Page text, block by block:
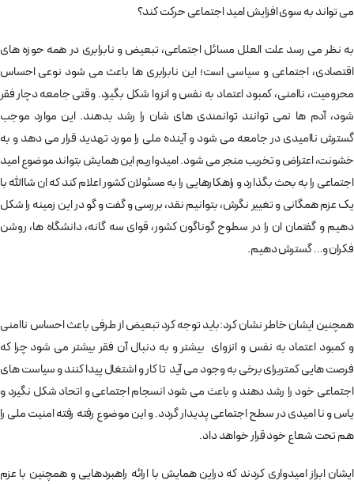
می تواند به سوی افزایش امید اجتماعی حرکت کند؟‌
به نظر می رسد علت العلل مسائل اجتماعی، تبعیض و نابرابری در همه حوزه های
اقتصادی، اجتماعی و سیاسی است؛ این نابرابری ها باعث می شود نوعی احساس
محرومیت، ناامنی، کمبود اعتماد به نفس و انزوا شکل بگیرد. وقتی جامعه دچار فقر
شود، آدم ها نمی توانند توانمندی های شان را رشد بدهند. این موارد موجب
گسترش ناامیدی در جامعه می شود و آینده ملی را مورد تهدید قرار می دهد و به
خشونت، اعتراض و تخریب منجر می شود. امیدواریم این همایش بتواند موضوع امید
اجتماعی را به بحث بگذارد و راهکارهایی را به مسئولان کشور اعلام کند که ان شاالله با
یک عزم همگانی و تغییر نگرش، بتوانیم نقد، بررسی و گفت و گو در این زمینه را شکل
دهیم و گفتمان ان را در سطوح گوناگون کشور، قوای سه گانه، دانشگاه ها، روشن
فکران و… گسترش دهیم.
همچنین ایشان خاطر نشان کرد:باید توجه کرد تبعیض از طرفی باعث احساس ناامنی
و کمبود اعتماد به نفس و انزوای بیشتر و به دنبال آن فقر بیشتر می شود چرا که
فرصت هایی کمتربرای برخی به وجود می آید تا کار و اشتغال پیدا کنند و سیاست های
اجتماعی خود را رشد دهند و باعث می شود انسجام اجتماعی و اتحاد شکل نگیرد و
یاس و نا امیدی در سطح اجتماعی پدیدار گردد. و این موضوع رفته رفته امنیت ملی را
هم تحت شعاع خود قرار خواهد داد.
ایشان ابراز امیدواری کردند که دراین همایش با ارائه راهبردهایی و همچنین با عزم